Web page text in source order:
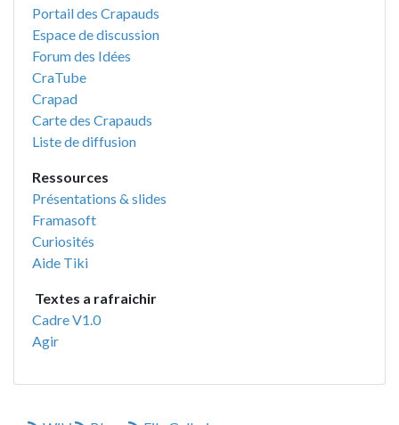
Portail des Crapauds
Espace de discussion
Forum des Idées
CraTube
Crapad
Carte des Crapauds
Liste de diffusion
Ressources
Présentations & slides
Framasoft
Curiosités
Aide Tiki
Textes a rafraichir
Cadre V1.0
Agir